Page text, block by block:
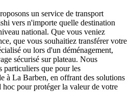
un service de transport
vers n'importe quelle destination
national. Que vous veniez
que vous souhaitiez transférer votre
ou lors d'un déménagement,
sécurisé sur plateau. Nous
particuliers que pour les
à La Barben, en offrant des solutions
hoc pour protéger la valeur de votre